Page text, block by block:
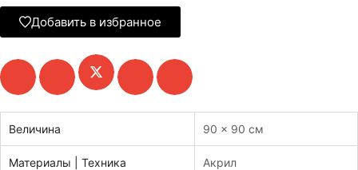
Добавить в избранное
Величина 90 x 90 см
Материалы | Техника Акрил